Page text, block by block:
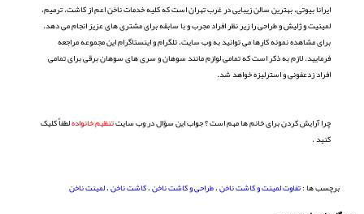
ایرانا بیوتی، بهترین سالن زیبایی در غرب تهران است که کلیه خدمات ناخن اعم از کاشت، ترمیم،
لمینیت و ژلیش و طراحی را زیر نظر افراد مجرب و با سابقه برای مشتری های عزیز انجام می دهد.
برای مشاهده نمونه کارها می توانید به وب سایت، تلگرام و اینستاگرام این مجموعه مراجعه
فرمایید. لازم به ذکر است که تمامی لوازم مانند سوهان و سری های سوهان برقی برای تمامی
افراد زدعفونی و استرلیزه خواهد شد.
چرا آرایش کردن برای خانم ها مهم است ؟ جواب این سؤال در وب سایتتنظیم خانوادهلطفاٌ کلیک
کنید .
برچسب ها :تفاوت لمینت و کاشت ناخن،طراحی و کاشت ناخن،کاشت ناخن،لمینت ناخن